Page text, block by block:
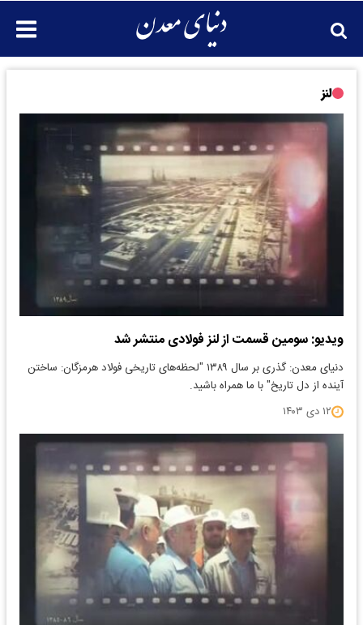
لنز
ویدیو: سومین قسمت از لنز فولادی منتشر شد
دنیای معدن: گذری بر سال ۱۳۸۹ "لحظه‌های تاریخی فولاد هرمزگان: ساختن
آینده از دل تاریخ" با ما همراه باشید.
۱۲ دی ۱۴۰۳